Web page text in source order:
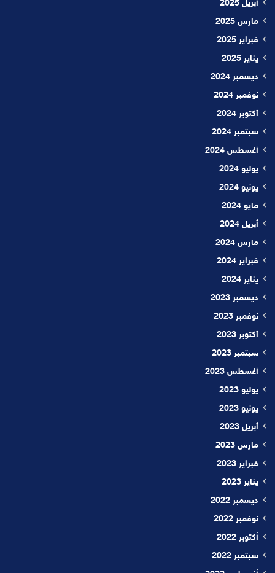
أبريل 2025
مارس 2025
فبراير 2025
يناير 2025
ديسمبر 2024
نوفمبر 2024
أكتوبر 2024
سبتمبر 2024
أغسطس 2024
يوليو 2024
يونيو 2024
مايو 2024
أبريل 2024
مارس 2024
فبراير 2024
يناير 2024
ديسمبر 2023
نوفمبر 2023
أكتوبر 2023
سبتمبر 2023
أغسطس 2023
يوليو 2023
يونيو 2023
أبريل 2023
مارس 2023
فبراير 2023
يناير 2023
ديسمبر 2022
نوفمبر 2022
أكتوبر 2022
سبتمبر 2022